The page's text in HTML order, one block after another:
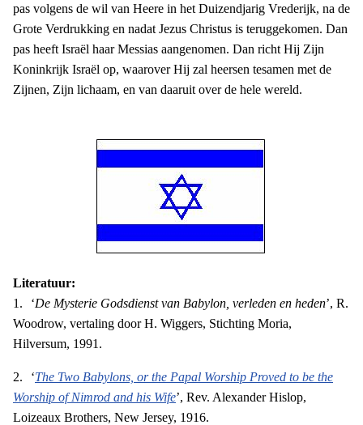
pas volgens de wil van Heere in het Duizendjarig Vrederijk, na de
Grote Verdrukking en nadat Jezus Christus is teruggekomen. Dan
pas heeft Israël haar Messias aangenomen. Dan richt Hij Zijn
Koninkrijk Israël op, waarover Hij zal heersen tesamen met de
Zijnen, Zijn lichaam, en van daaruit over de hele wereld.
Literatuur:
1.
‘De Mysterie Godsdienst van Babylon, verleden en heden’, R.
Woodrow, vertaling door H. Wiggers, Stichting Moria,
Hilversum, 1991.
2. ‘The Two Babylons, or the Papal Worship Proved to be the
Worship of Nimrod and his Wife’, Rev. Alexander Hislop,
Loizeaux Brothers, New Jersey, 1916.